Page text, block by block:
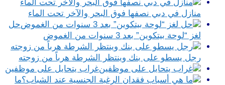
منازل في دبي نصفها فوق البحر والآخر تحت الماء‎
حل
لغز “لوحة بيتكوين” بعد 3 سنوات من الغموض
رجل يسطو على بنك وينتظر الشرطة هرباً من زوجته
غراب يتحايل على موظفين
ما